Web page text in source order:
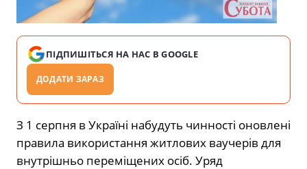
ПІДПИШІТЬСЯ НА НАС В GOOGLE
ДОДАТИ ЗАРАЗ
З 1 серпня в Україні набудуть чинності оновлені
правила використання житлових ваучерів для
внутрішньо переміщених осіб. Уряд